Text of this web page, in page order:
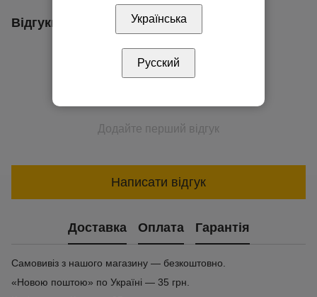
Відгуки
Додайте перший відгук
Написати відгук
Доставка Оплата Гарантія
Самовивіз з нашого магазину — безкоштовно.
«Новою поштою» по Україні — 35 грн.
Українська
Русский